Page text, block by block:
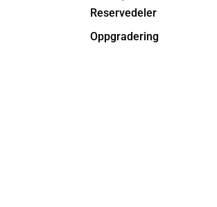
Reservedeler
Oppgradering